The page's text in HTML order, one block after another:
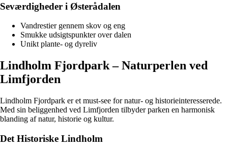
Seværdigheder i Østerådalen
Vandrestier gennem skov og eng
Smukke udsigtspunkter over dalen
Unikt plante- og dyreliv
Lindholm Fjordpark – Naturperlen ved
Limfjorden
Lindholm Fjordpark er et must-see for natur- og historieinteresserede.
Med sin beliggenhed ved Limfjorden tilbyder parken en harmonisk
blanding af natur, historie og kultur.
Det Historiske Lindholm